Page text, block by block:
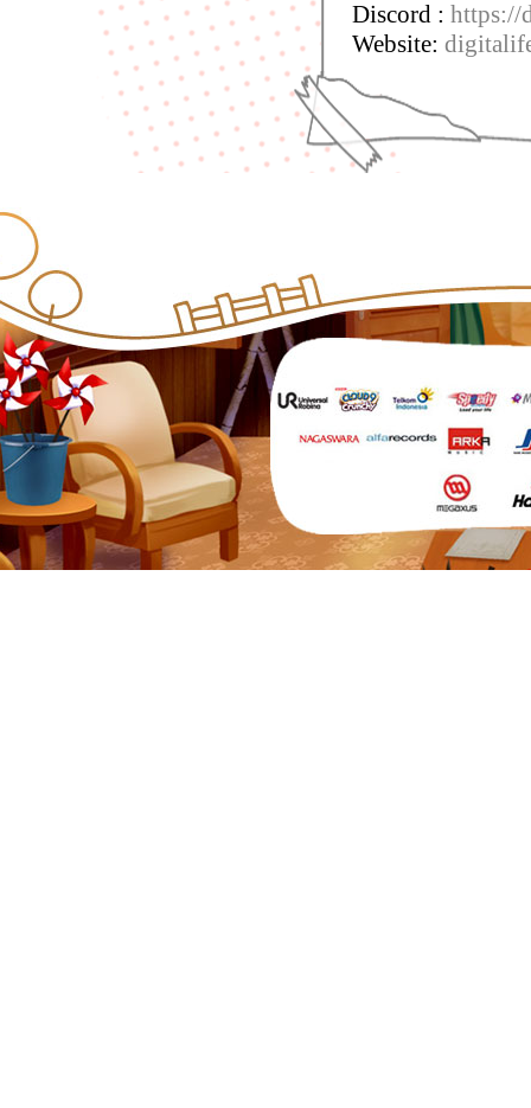
Discord : https://
Website: